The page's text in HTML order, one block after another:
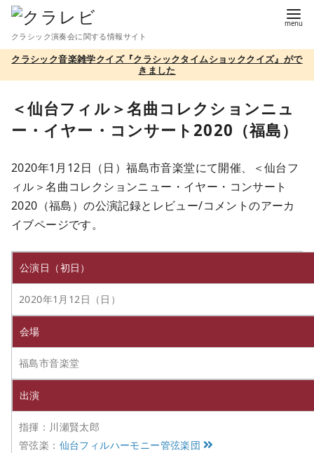
テ
ツ
クラシック演奏会に関する情報サイト
クラシック音楽雑学クイズ『クラシックタイムショッククイズ』がで
きました
＜仙台フィル＞名曲コレクションニュ
ー・イヤー・コンサート2020（福島）
2020年1月12日（日）福島市音楽堂にて開催、＜仙台フ
ィル＞名曲コレクションニュー・イヤー・コンサート
2020（福島）の公演記録とレビュー/コメントのアーカ
イブページです。
公演日（初日）
2020年1月12日（日）
会場
福島市音楽堂
出演
指揮：川瀬賢太郎
管弦楽： 仙台フィルハーモニー管弦楽団